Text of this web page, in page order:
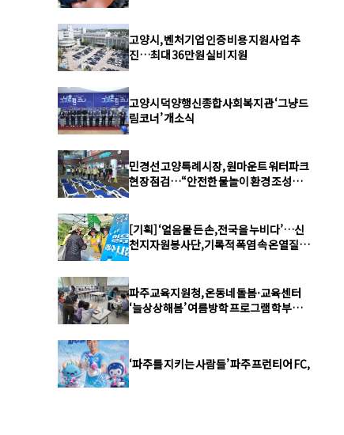
고양시, 벤처기업 인증 비용 지원사업 추
진…최대 36만원 실비 지원
고양시 덕양행신종합사회복지관 ‘그냥드
림코너’ 개소식
민경선 고양특례시장, 원마운트 워터파크
현장점검…“안전한 물놀이 환경 조성에
[기획] ‘얼음물 든 손,전국을 누비다’…신
천지자원봉사단,기록적 폭염 속 온열질환
파주교육지원청, 온동네 돌봄·교육센터
‘늘상상해봄’ 여름방학 프로그램 학부모·
‘파주를 지키는 사람들’ 파주 프런티어 FC,